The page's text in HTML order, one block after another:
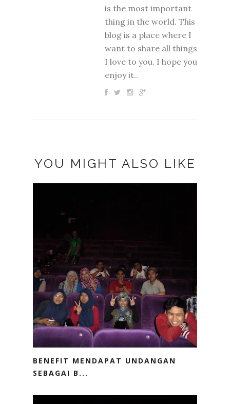
is the most important
thing in the world. This
blog is a place where I
want to share all things
I love to you. I hope you
enjoy it..
YOU MIGHT ALSO LIKE
BENEFIT MENDAPAT UNDANGAN
SEBAGAI B...